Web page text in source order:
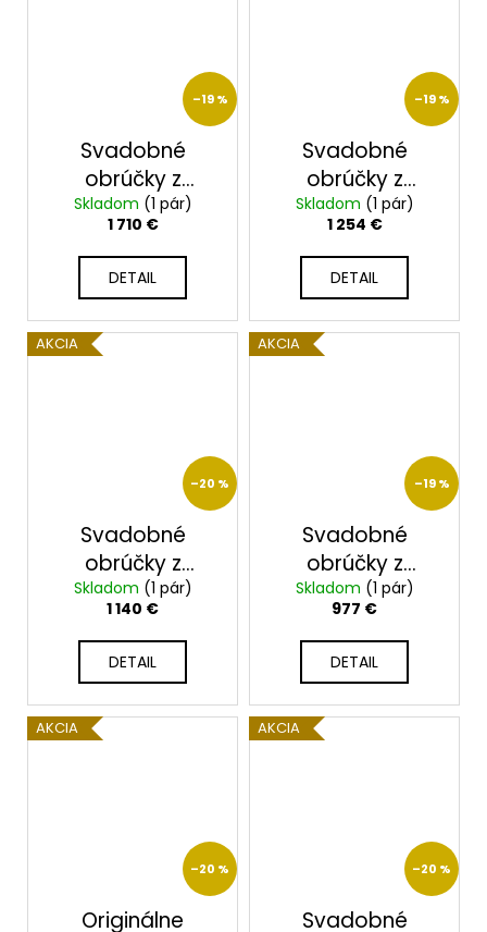
–19 %
Svadobné
obrúčky z
ružového zlata
2014101/RX
Skladom (1 pár)
1 710 €
DETAIL
–19 %
Svadobné
obrúčky z
ružového zlata
2014100/RX
Skladom (1 pár)
1 254 €
DETAIL
AKCIA
–20 %
Svadobné
obrúčky z
ružového zlata
2014099/RX
Skladom (1 pár)
1 140 €
DETAIL
AKCIA
–19 %
Svadobné
obrúčky z
ružového zlata
2014098/RX
Skladom (1 pár)
977 €
DETAIL
AKCIA
–20 %
Originálne
AKCIA
–20 %
Svadobné